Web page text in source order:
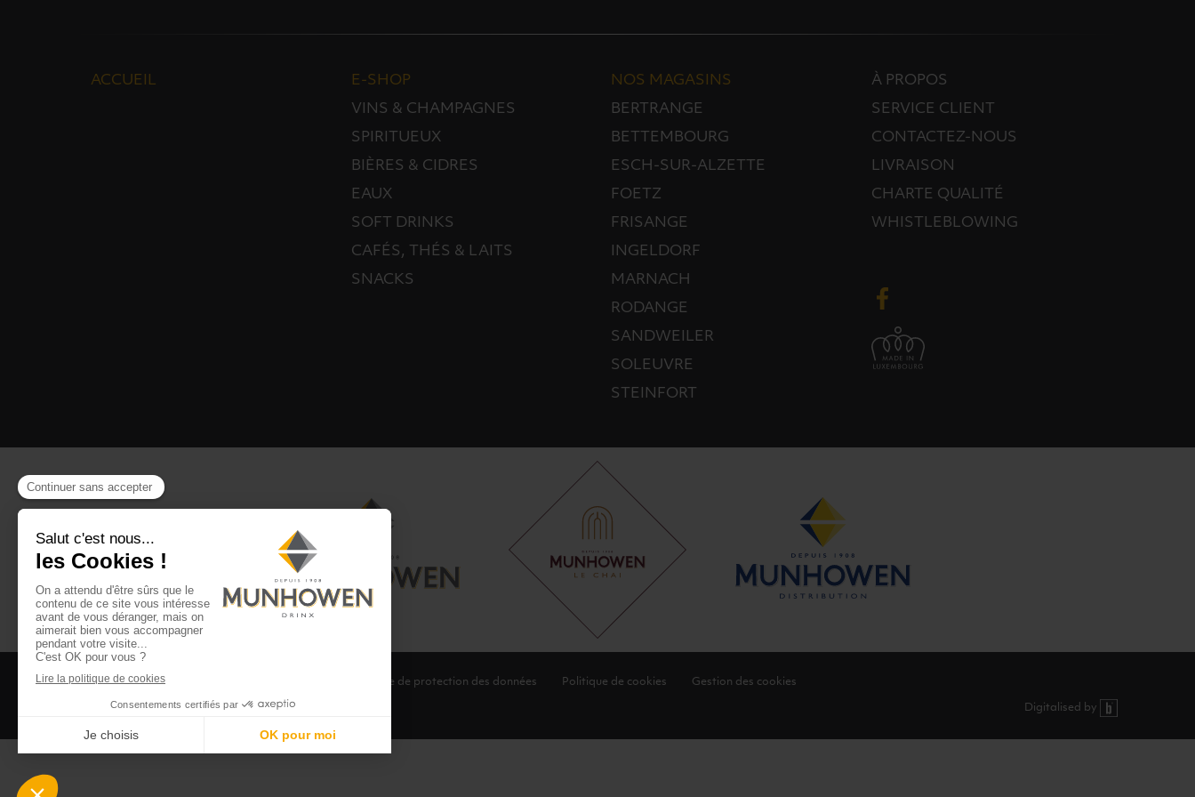
ACCUEIL
E-SHOP
VINS & CHAMPAGNES
SPIRITUEUX
BIÈRES & CIDRES
EAUX
SOFT DRINKS
CAFÉS, THÉS & LAITS
SNACKS
NOS MAGASINS
BERTRANGE
BETTEMBOURG
ESCH-SUR-ALZETTE
FOETZ
FRISANGE
INGELDORF
MARNACH
RODANGE
SANDWEILER
SOLEUVRE
STEINFORT
À PROPOS
SERVICE CLIENT
CONTACTEZ-NOUS
LIVRAISON
CHARTE QUALITÉ
WHISTLEBLOWING
CGV CGU Club Drinx Politique de protection des données Politique de cookies Gestion des cookies
©2026 Munhowen Drinx / Tous droits réservés Digitalised by